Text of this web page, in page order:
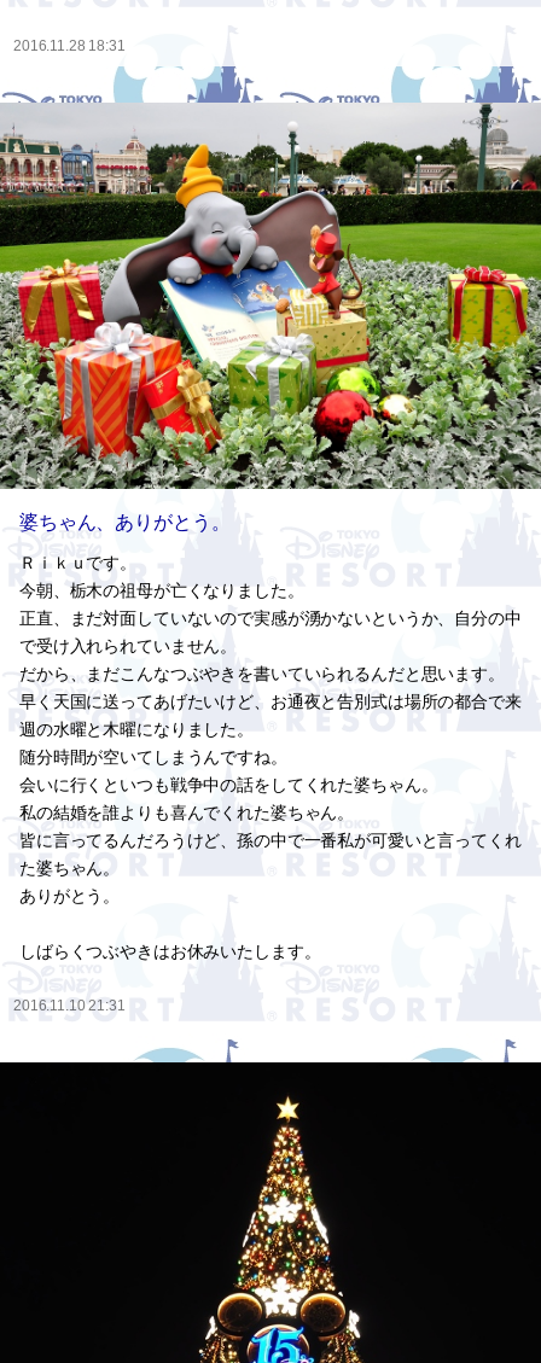
2016.11.28 18:31
婆ちゃん、ありがとう。
Ｒｉｋｕです。
今朝、栃木の祖母が亡くなりました。
正直、まだ対面していないので実感が湧かないというか、自分の中
で受け入れられていません。
だから、まだこんなつぶやきを書いていられるんだと思います。
早く天国に送ってあげたいけど、お通夜と告別式は場所の都合で来
週の水曜と木曜になりました。
随分時間が空いてしまうんですね。
会いに行くといつも戦争中の話をしてくれた婆ちゃん。
私の結婚を誰よりも喜んでくれた婆ちゃん。
皆に言ってるんだろうけど、孫の中で一番私が可愛いと言ってくれ
た婆ちゃん。
ありがとう。
しばらくつぶやきはお休みいたします。
2016.11.10 21:31